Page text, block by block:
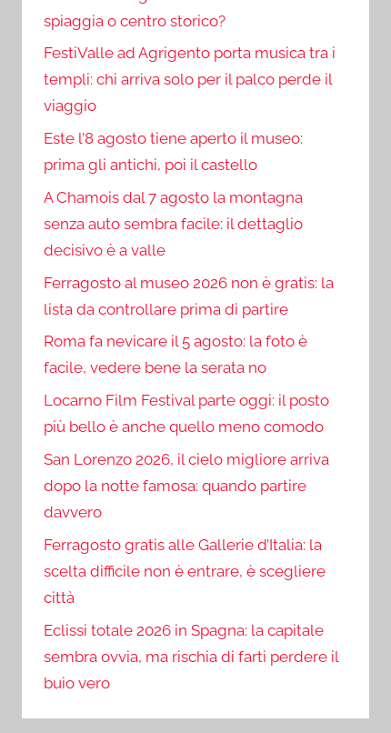
spiaggia o centro storico?
FestiValle ad Agrigento porta musica tra i
templi: chi arriva solo per il palco perde il
viaggio
Este l’8 agosto tiene aperto il museo:
prima gli antichi, poi il castello
A Chamois dal 7 agosto la montagna
senza auto sembra facile: il dettaglio
decisivo è a valle
Ferragosto al museo 2026 non è gratis: la
lista da controllare prima di partire
Roma fa nevicare il 5 agosto: la foto è
facile, vedere bene la serata no
Locarno Film Festival parte oggi: il posto
più bello è anche quello meno comodo
San Lorenzo 2026, il cielo migliore arriva
dopo la notte famosa: quando partire
davvero
Ferragosto gratis alle Gallerie d’Italia: la
scelta difficile non è entrare, è scegliere
città
Eclissi totale 2026 in Spagna: la capitale
sembra ovvia, ma rischia di farti perdere il
buio vero